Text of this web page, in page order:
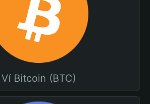
Ví Bitcoin (BTC)